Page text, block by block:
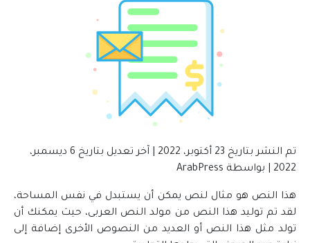
تم النشر بتاريخ 23 أكتوبر، 2022 آخر تعديل بتاريخ
6 ديسمبر،
2022
بواسطة ArabPress
هذا النص هو مثال لنص يمكن أن يستبدل في نفس المساحة،
لقد تم توليد هذا النص من مولد النص العربى، حيث يمكنك أن
تولد مثل هذا النص أو العديد من النصوص الأخرى إضافة إلى